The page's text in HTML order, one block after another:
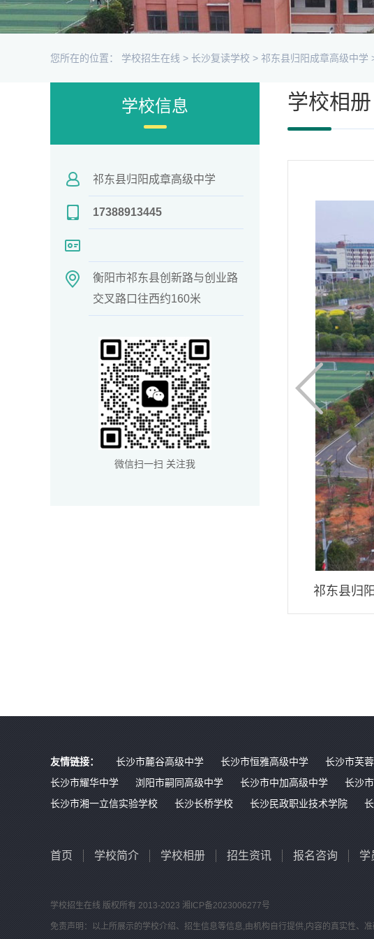
您所在的位置： 学校招生在线 > 长沙复读学校 > 祁东县归阳成章高级中学
学校信息
祁东县归阳成章高级中学
17388913445
衡阳市祁东县创新路与创业路
交叉路口往西约160米
微信扫一扫 关注我
学校相册
祁东县归
友情链接： 长沙市麓谷高级中学 长沙市恒雅高级中学 长沙市芙
长沙市耀华中学
浏阳市嗣同高级中学 长沙市中加高级中学 长沙
长沙市湘一立信实验学校
长沙长桥学校 长沙民政职业技术学院
首页 学校简介 学校相册 招生资讯 报名咨询 学
学校招生在线 版权所有 2013-2023 湘ICP备2023006277号
免责声明：以上所展示的学校介绍、招生信息等信息,由机构自行提供,内容的真实性、